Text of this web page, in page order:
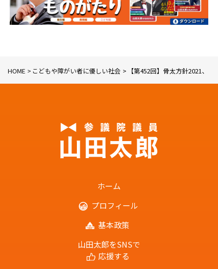
HOME こどもや障がい者に優しい社会 【第452回】骨太方針2021、
ホーム
プロフィール
基本政策
山田太郎をSNSで
応援する